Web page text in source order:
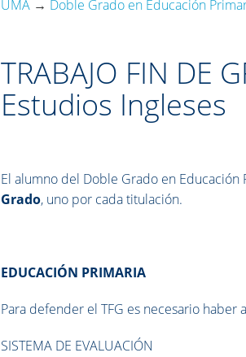
UMA → Doble Grado en Educación
TRABAJO FIN DE
Estudios Ingleses
El alumno del Doble Grado en
Grado, uno por cada titulación.
EDUCACIÓN PRIMARIA
Para defender el TFG es necesario
SISTEMA DE EVALUACIÓN